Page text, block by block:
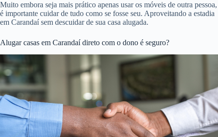
Muito embora seja mais prático apenas usar os móveis de outra pessoa,
é importante cuidar de tudo como se fosse seu. Aproveitando a estadia
em Carandaí sem descuidar de sua casa alugada.
Alugar casas em Carandaí direto com o dono é seguro?